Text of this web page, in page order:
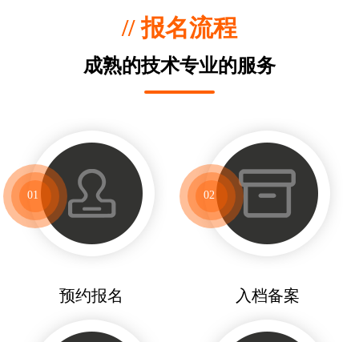
// 报名流程
成熟的技术专业的服务
01
预约报名
02
入档备案